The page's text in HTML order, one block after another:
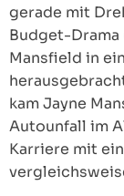
gerade mit
Budget-Drama
Mansfield in
kam Jayne
Autounfall im
Karriere mit